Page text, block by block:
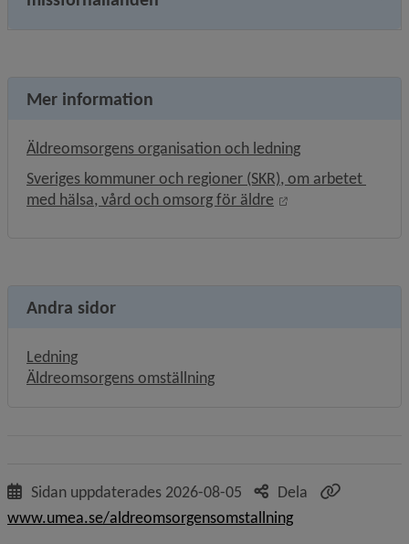
Mer information
Äldreomsorgens organisation och ledning
Sveriges kommuner och regioner (SKR), om arbetet
med hälsa, vård och omsorg för äldre
Länk till annan
Andra sidor
Ledning
Äldreomsorgens omställning
Sidan uppdaterades 2026-08-05
Dela
www.umea.se/aldreomsorgensomstallning